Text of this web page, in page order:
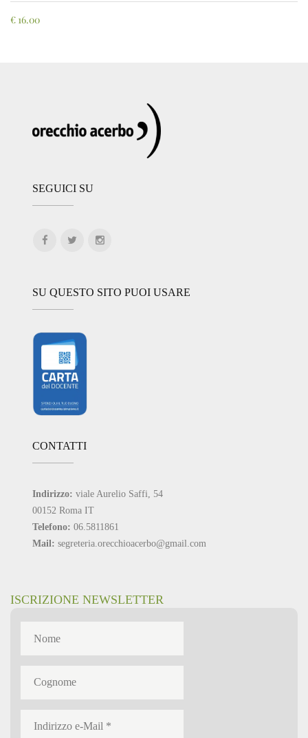
€ 16.00
SEGUICI SU
SU QUESTO SITO PUOI USARE
CONTATTI
Indirizzo: viale Aurelio Saffi, 54
00152 Roma IT
Telefono: 06.5811861
Mail: segreteria.orecchioacerbo@gmail.com
ISCRIZIONE NEWSLETTER